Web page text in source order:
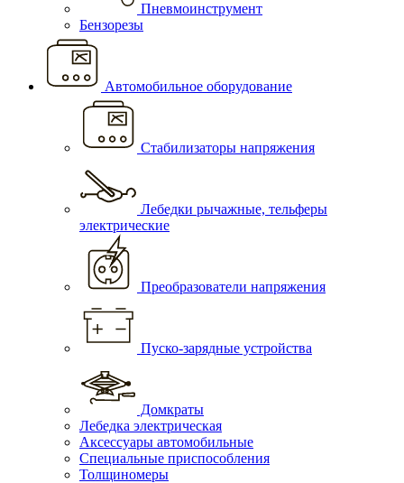
Пневмоинструмент
Бензорезы
Автомобильное оборудование
Стабилизаторы напряжения
Лебедки рычажные, тельферы
электрические
Преобразователи напряжения
Пуско-зарядные устройства
Домкраты
Лебедка электрическая
Аксессуары автомобильные
Специальные приспособления
Толщиномеры